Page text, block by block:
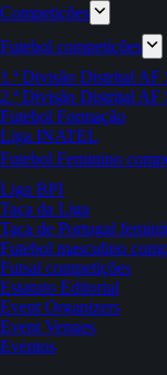
Competições
Futebol competições
1.ª Divisão Distrital AF
2.ª Divisão Distrital AF
Futebol Formação
Liga INATEL
Futebol Feminino
Liga BPI
Taça da Liga
Taça de Portugal
Futebol masculino
Futsal competições
Estatuto Editorial
Event Organizers
Event Venues
Eventos